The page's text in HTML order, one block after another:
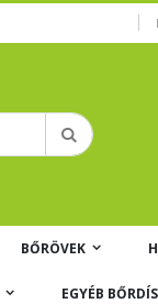
Keresés
BŐRÖVEK
EGYÉB